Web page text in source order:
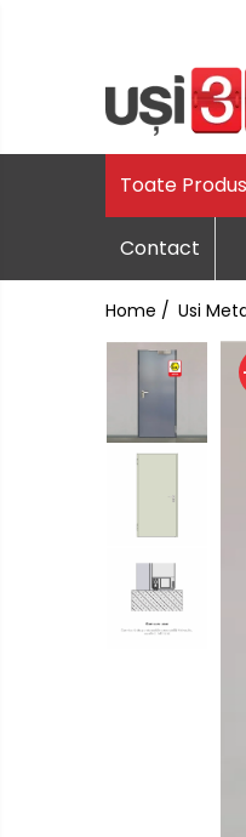
Toate
Contact
Home / Usi